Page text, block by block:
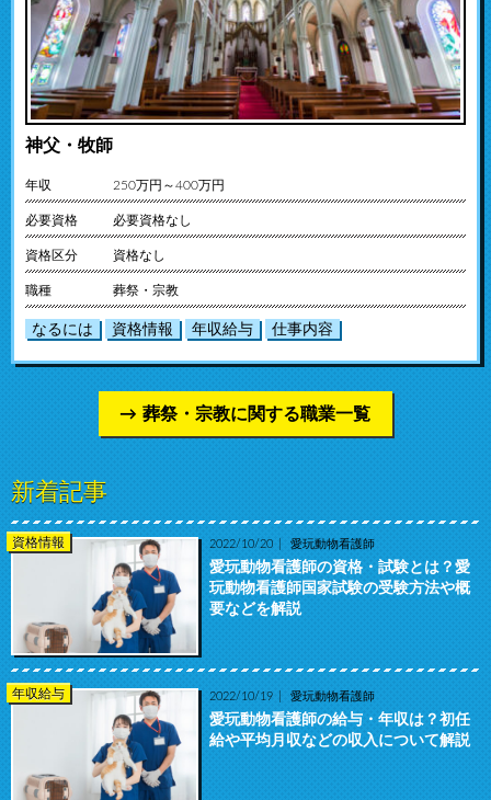
神父・牧師
年収 250万円～400万円
必要資格 必要資格なし
資格区分 資格なし
職種 葬祭・宗教
なるには 資格情報 年収給与 仕事内容
葬祭・宗教に関する職業一覧
新着記事
資格情報 2022/10/20 愛玩動物看護師
愛玩動物看護師の資格・試験とは？愛
玩動物看護師国家試験の受験方法や概
要などを解説
年収給与 2022/10/19 愛玩動物看護師
愛玩動物看護師の給与・年収は？初任
給や平均月収などの収入について解説